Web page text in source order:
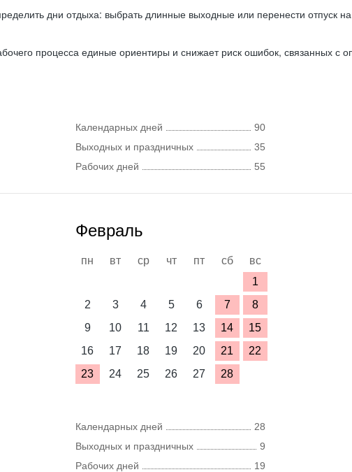
дни отдыха: выбрать длинные выходные или перенести отпуск
процесса единые ориентиры и снижает риск ошибок, связанных с
Календарных дней
90
Выходных и праздничных
35
Рабочих дней
55
Февраль
пн вт ср чт пт сб
вс
1
2
3 4 5 6 7
8
9
10 11 12 13 14
15
16
17 18 19 20 21
22
23
24 25 26 27 28
Календарных дней
28
Выходных и праздничных
9
Рабочих дней
19